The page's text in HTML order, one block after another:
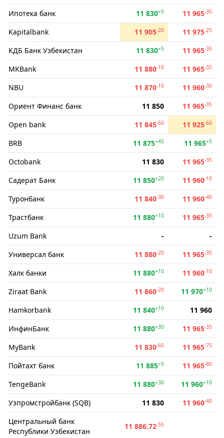
Ипотека банк 11 830+5 11 965-35
Kapitalbank 11 905-20 11 975-25
КДБ Банк Узбекистан 11 830+5 11 965-35
MKBank 11 880-10 11 965-35
NBU 11 870-10 11 960-30
Ориент Финанс банк 11 850 11 965-35
Open bank 11 845-60 11 925-60
BRB 11 875+45 11 965+5
Octobank 11 830 11 965-35
Садерат Банк 11 850+20 11 960-10
Туронбанк 11 840-30 11 960-40
Трастбанк 11 880+10 11 965-35
Uzum Bank -
-
Универсал банк
11 880-20 11 965-35
Халк банки 11 880+10 11 960-10
Ziraat Bank 11 860-20 11 970+10
Hamkorbank 11 840+10
11 960
ИнфинБанк
11 880+30 11 965-35
MyBank 11 830-60 11 965-75
Пойтахт банк 11 885+5 11 965-80
TengeBank 11 880+30 11 960+10
Узпромстройбанк (SQB) 11 830 11 960-40
Центральный банк
Республики Узбекистан
11 886.72-55